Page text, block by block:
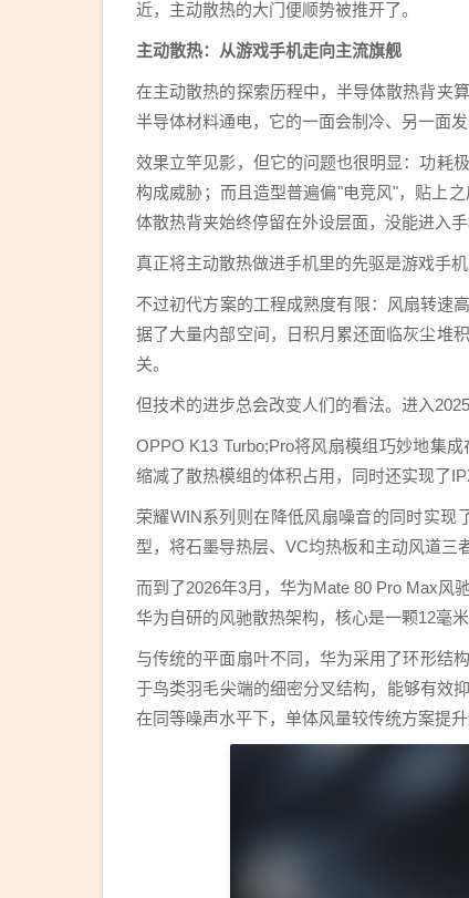
近，主动散热的大门便顺势被推开了。
主动散热：从游戏手机走向主流旗舰
在主动散热的探索历程中，半导体散热背夹
半导体材料通电，它的一面会制冷、另一面
效果立竿见影，但它的问题也很明显：功耗
构成威胁；而且造型普遍偏"电竞风"，贴上
体散热背夹始终停留在外设层面，没能进入手
真正将主动散热做进手机里的先驱是游戏手
不过初代方案的工程成熟度有限：风扇转速
据了大量内部空间，日积月累还面临灰尘堆
关。
但技术的进步总会改变人们的看法。进入
OPPO K13 Turbo;Pro将风扇模组巧妙地集
缩减了散热模组的体积占用，同时还实现了
荣耀WIN系列则在降低风扇噪音的同时实现
型，将石墨导热层、VC均热板和主动风道三
而到了2026年3月，华为Mate 80 Pro Max风
华为自研的风驰散热架构，核心是一颗12毫
与传统的平面扇叶不同，华为采用了环形
于鸟类羽毛尖端的细密分叉结构，能够有效
在同等噪声水平下，单体风量较传统方案提升